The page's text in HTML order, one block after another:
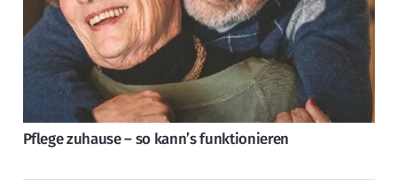
Pflege zuhause – so kann’s funktionieren